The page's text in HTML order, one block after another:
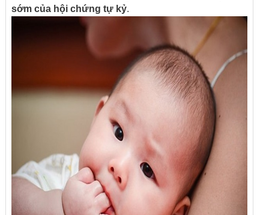
sớm của hội chứng tự kỷ.